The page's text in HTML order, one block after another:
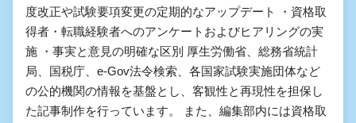
度改正や試験要項変更の定期的なアップデート ・資格取
得者・転職経験者へのアンケートおよびヒアリングの実
施 ・事実と意見の明確な区別 厚生労働省、総務省統計
局、国税庁、e-Gov法令検索、各国家試験実施団体など
の公的機関の情報を基盤とし、客観性と再現性を担保し
た記事制作を行っています。 また、編集部内には資格取